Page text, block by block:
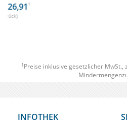
1 Preise inklusive gesetzlicher MwSt.,
INFOTHEK